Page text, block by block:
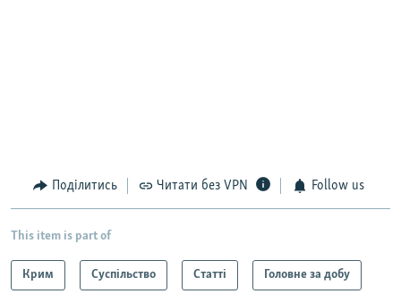
Поділитись Читати без VPN Follow us
This item is part of
Крим Суспільство Статті Головне за добу